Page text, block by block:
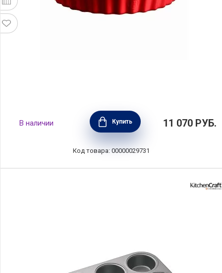
Форма " Киш", диаметр 32 см, цвет красный,
керамика, Emile Henry, Франция, 346032
В наличии Купить 11 070 РУБ.
Код товара: 00000029731